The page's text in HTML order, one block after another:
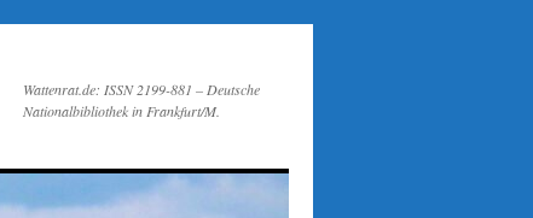
Wattenrat.de: ISSN 2199-881 – Deutsche
Nationalbibliothek in Frankfurt/M.